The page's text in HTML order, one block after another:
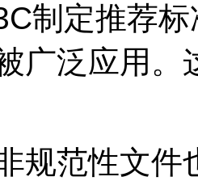
制定推荐
广泛应用。
规范性文件